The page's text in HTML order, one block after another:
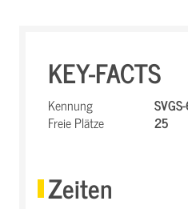
KEY-FACTS
Kennung
Freie Plätze
25
Zeiten